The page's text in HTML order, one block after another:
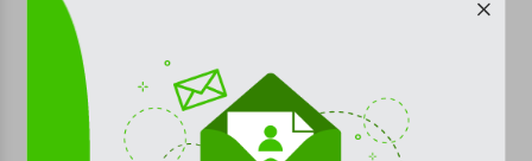
Εγγραφή στο newsletter